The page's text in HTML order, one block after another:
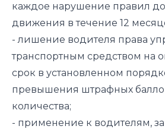
каждое нарушение правил
движения в течение 12
- лишение водителя права
транспортным средством на
срок в установленном
превышения штрафных
количества;
- применение к водителям,